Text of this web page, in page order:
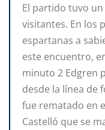
El partido tuvo
visitantes. En los
espartanas a
este encuentro,
minuto 2 Edgren
desde la línea de
fue rematado en
Castelló que se